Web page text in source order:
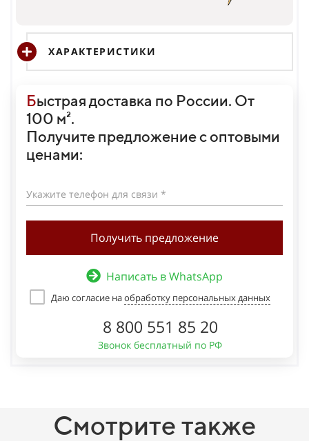
ХАРАКТЕРИСТИКИ
Быстрая доставка по России. От
100 м².
Получите предложение с оптовыми
ценами:
Укажите телефон для связи *
Получить предложение
Написать в WhatsApp
Даю согласие наобработку персональных данных
8 800 551 85 20
Звонок бесплатный по РФ
Смотрите также